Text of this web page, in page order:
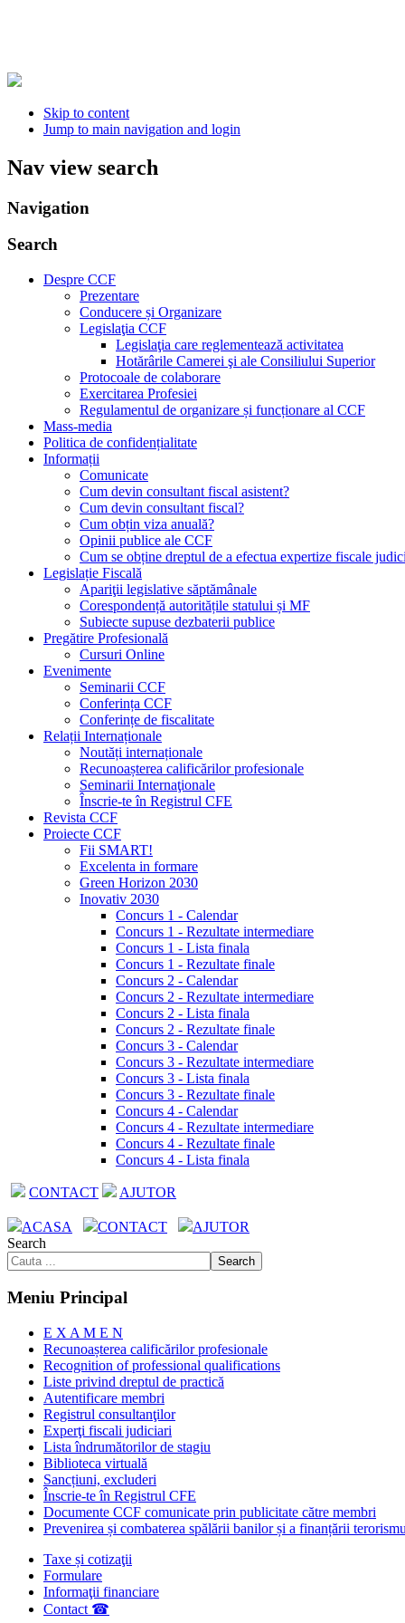
Skip to content
Jump to main navigation and login
Nav view search
Navigation
Search
Despre CCF
Prezentare
Conducere și Organizare
Legislaţia CCF
Legislaţia care reglementează activitatea
Hotărârile Camerei şi ale Consiliului Superior
Protocoale de colaborare
Exercitarea Profesiei
Regulamentul de organizare și funcționare al CCF
Mass-media
Politica de confidențialitate
Informații
Comunicate
Cum devin consultant fiscal asistent?
Cum devin consultant fiscal?
Cum obțin viza anuală?
Opinii publice ale CCF
Cum se obține dreptul de a efectua expertize fiscale
Legislație Fiscală
Apariţii legislative săptămânale
Corespondență autoritățile statului și MF
Subiecte supuse dezbaterii publice
Pregătire Profesională
Cursuri Online
Evenimente
Seminarii CCF
Conferința CCF
Conferințe de fiscalitate
Relații Internaționale
Noutăți internaționale
Recunoașterea calificărilor profesionale
Seminarii Internaţionale
Înscrie-te în Registrul CFE
Revista CCF
Proiecte CCF
Fii SMART!
Excelenta in formare
Green Horizon 2030
Inovativ 2030
Concurs 1 - Calendar
Concurs 1 - Rezultate intermediare
Concurs 1 - Lista finala
Concurs 1 - Rezultate finale
Concurs 2 - Calendar
Concurs 2 - Rezultate intermediare
Concurs 2 - Lista finala
Concurs 2 - Rezultate finale
Concurs 3 - Calendar
Concurs 3 - Rezultate intermediare
Concurs 3 - Lista finala
Concurs 3 - Rezultate finale
Concurs 4 - Calendar
Concurs 4 - Rezultate intermediare
Concurs 4 - Rezultate finale
Concurs 4 - Lista finala
CONTACT AJUTOR
ACASA CONTACT
AJUTOR
Search
Search
Meniu Principal
E X A M E N
Recunoașterea calificărilor profesionale
Recognition of professional qualifications
Liste privind dreptul de practică
Autentificare membri
Registrul consultanţilor
Experţi fiscali judiciari
Lista îndrumătorilor de stagiu
Biblioteca virtuală
Sancțiuni, excluderi
Înscrie-te în Registrul CFE
Documente CCF comunicate prin publicitate către membri
Prevenirea și combaterea spălării banilor și a finanțării
Taxe și cotizaţii
Formulare
Informaţii financiare
Contact ☎